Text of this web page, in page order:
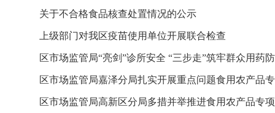
关于不合格食品核查处置情况的公示
上级部门对我区疫苗使用单位开展联合检查
区市场监管局“亮剑”诊所安全 “三步走”筑牢群众用药
区市场监管局嘉泽分局扎实开展重点问题食用农产品
区市场监管局高新区分局多措并举推进食用农产品专